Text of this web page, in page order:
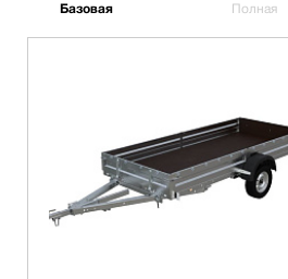
Базовая Полная